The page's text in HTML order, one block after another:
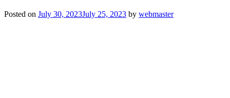
Posted on July 30, 2023July 25, 2023 by webmaster